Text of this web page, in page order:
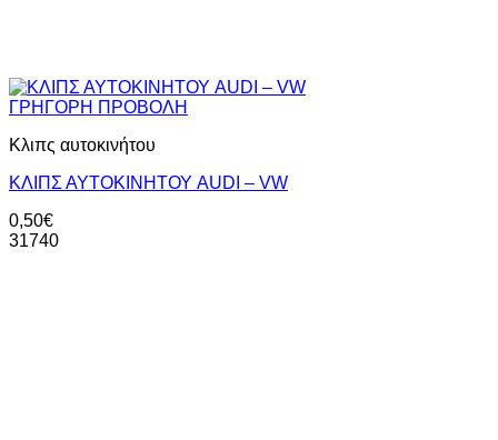
ΓΡΗΓΟΡΗ ΠΡΟΒΟΛΗ
Κλιπς αυτοκινήτου
ΚΛΙΠΣ ΑΥΤΟΚΙΝΗΤΟΥ AUDI – VW
0,50€
31740